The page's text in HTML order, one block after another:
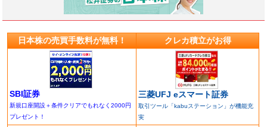
日本株の売買手数料が無料！ クレカ積立がお得
SBI証券
新規口座開設＋条件クリアでもれなく2000円
プレゼント！
三菱UFJ eスマート証券
取引ツール「kabuステーション」が機能充
実